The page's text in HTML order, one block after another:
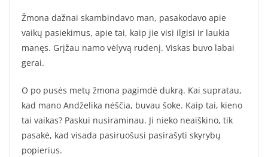
Žmona dažnai skambindavo man, pasakodavo apie
vaikų pasiekimus, apie tai, kaip jie visi ilgisi ir laukia
manęs. Grįžau namo vėlyvą rudenį. Viskas buvo labai
gerai.
O po pusės metų žmona pagimdė dukrą. Kai supratau,
kad mano Andželika nėščia, buvau šoke. Kaip tai, kieno
tai vaikas? Paskui nusiraminau. Ji nieko neaiškino, tik
pasakė, kad visada pasiruošusi pasirašyti skyrybų
popierius.